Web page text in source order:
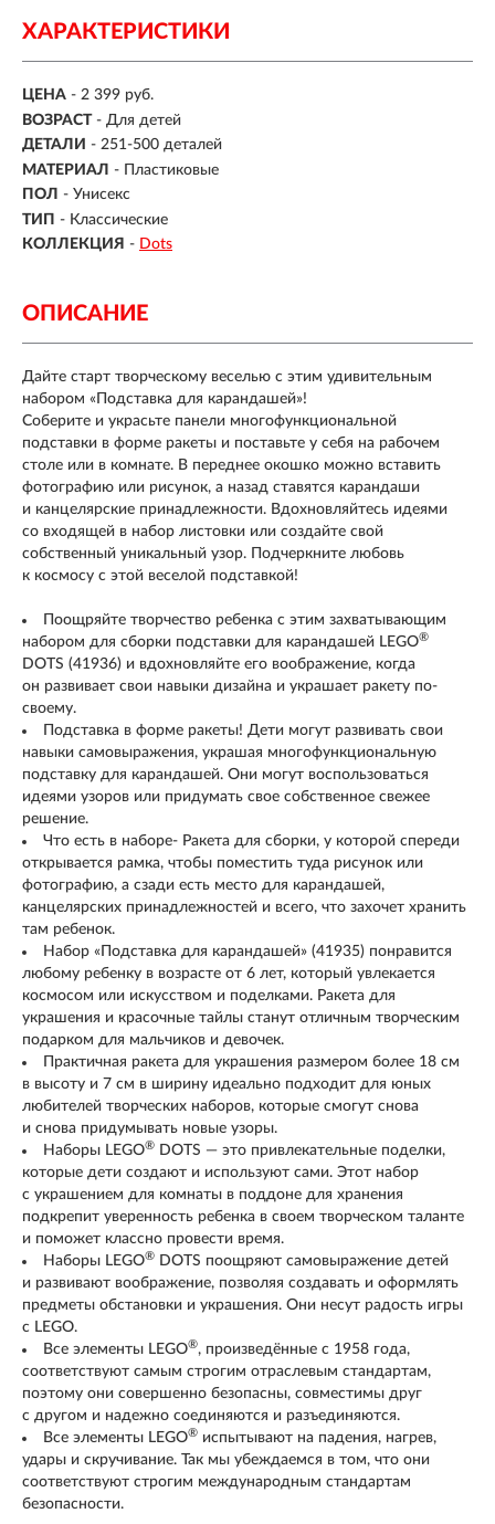
ХАРАКТЕРИСТИКИ
ЦЕНА - 2 399 руб.
ВОЗРАСТ - Для детей
ДЕТАЛИ - 251-500 деталей
МАТЕРИАЛ - Пластиковые
ПОЛ - Унисекс
ТИП - Классические
КОЛЛЕКЦИЯ - Dots
ОПИСАНИЕ
Дайте старт творческому веселью с этим удивительным
набором «Подставка для карандашей»!
Соберите и украсьте панели многофункциональной
подставки в форме ракеты и поставьте у себя на рабочем
столе или в комнате. В переднее окошко можно вставить
фотографию или рисунок, а назад ставятся карандаши
и канцелярские принадлежности. Вдохновляйтесь идеями
со входящей в набор листовки или создайте свой
собственный уникальный узор. Подчеркните любовь
к космосу с этой веселой подставкой!
Поощряйте творчество ребенка с этим захватывающим
набором для сборки подставки для карандашей LEGO®
DOTS (41936) и вдохновляйте его воображение, когда
он развивает свои навыки дизайна и украшает ракету по-
своему.
Подставка в форме ракеты! Дети могут развивать свои
навыки самовыражения, украшая многофункциональную
подставку для карандашей. Они могут воспользоваться
идеями узоров или придумать свое собственное свежее
решение.
Что есть в наборе- Ракета для сборки, у которой спереди
открывается рамка, чтобы поместить туда рисунок или
фотографию, а сзади есть место для карандашей,
канцелярских принадлежностей и всего, что захочет хранить
там ребенок.
Набор «Подставка для карандашей» (41935) понравится
любому ребенку в возрасте от 6 лет, который увлекается
космосом или искусством и поделками. Ракета для
украшения и красочные тайлы станут отличным творческим
подарком для мальчиков и девочек.
Практичная ракета для украшения размером более 18 см
в высоту и 7 см в ширину идеально подходит для юных
любителей творческих наборов, которые смогут снова
и снова придумывать новые узоры.
Наборы LEGO® DOTS — это привлекательные поделки,
которые дети создают и используют сами. Этот набор
с украшением для комнаты в поддоне для хранения
подкрепит уверенность ребенка в своем творческом таланте
и поможет классно провести время.
Наборы LEGO® DOTS поощряют самовыражение детей
и развивают воображение, позволяя создавать и оформлять
предметы обстановки и украшения. Они несут радость игры
с LEGO.
Все элементы LEGO®, произведённые с 1958 года,
соответствуют самым строгим отраслевым стандартам,
поэтому они совершенно безопасны, совместимы друг
с другом и надежно соединяются и разъединяются.
Все элементы LEGO® испытывают на падения, нагрев,
удары и скручивание. Так мы убеждаемся в том, что они
соответствуют строгим международным стандартам
безопасности.